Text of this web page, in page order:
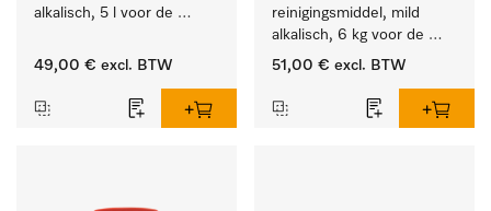
alkalisch, 5 l voor de
vervuiling op serviesgoed,
49,00 € excl. BTW
reinigingsmiddel, mild
alkalisch, 6 kg voor de
reiniging van sterk
bestek en glazen.
51,00 € excl. BTW